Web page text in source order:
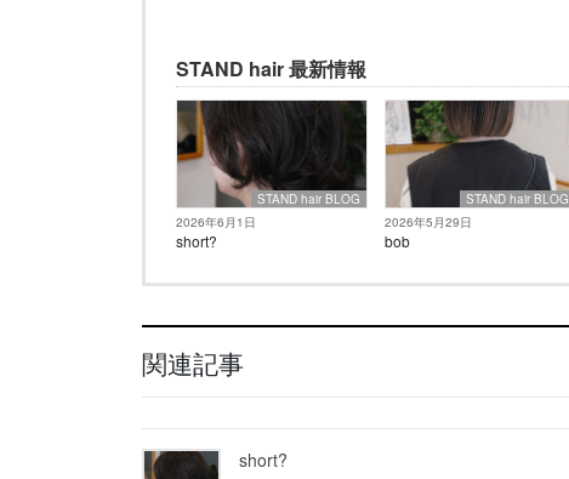
STAND hair 最新情報
STAND hair BLOG
2026年6月1日
short?
STAND hair BLOG
2026年5月29日
bob
関連記事
short?